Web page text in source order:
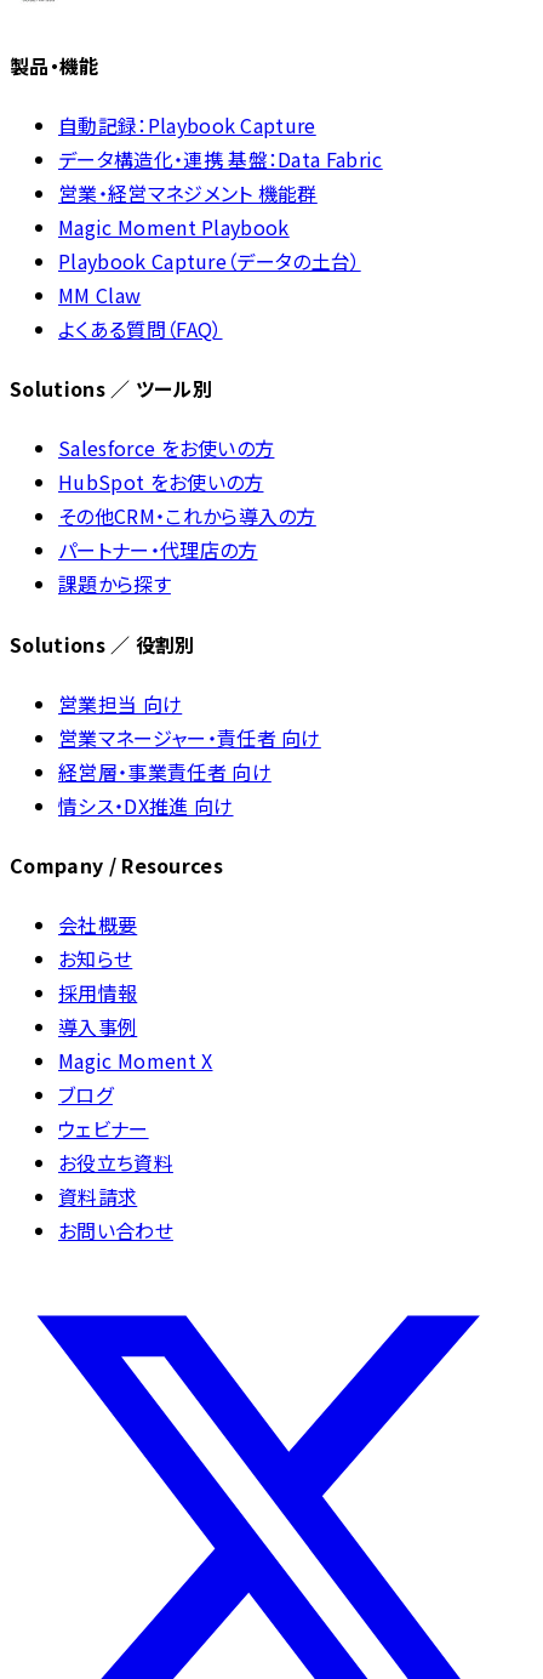
製品・機能
自動記録：Playbook Capture
データ構造化・連携 基盤：Data Fabric
営業・経営マネジメント 機能群
Magic Moment Playbook
Playbook Capture（データの土台）
MM Claw
よくある質問（FAQ）
Solutions ／ ツール別
Salesforce をお使いの方
HubSpot をお使いの方
その他CRM・これから導入の方
パートナー・代理店の方
課題から探す
Solutions ／ 役割別
営業担当 向け
営業マネージャー・責任者 向け
経営層・事業責任者 向け
情シス・DX推進 向け
Company / Resources
会社概要
お知らせ
採用情報
導入事例
Magic Moment X
ブログ
ウェビナー
お役立ち資料
資料請求
お問い合わせ